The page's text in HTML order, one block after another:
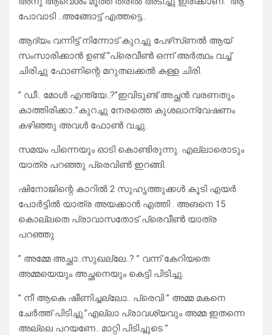
പോവാടി ..അങ്ങോട്ട് എത്തട്ടെ..
ആദ്യം വന്നിട്ട് നിന്നോട് കുറച്ചു പേഴ്‌സ്ണൽ ആയ്
സംസാരിക്കാൻ ഉണ്ട് “പ്രെവീൺ ഒന്ന് അർത്ഥം വച്ച്
ചിരിച്ചു ഫോണിന്റെ മറുതലക്കൽ കള്ള ചിരി.
” ഡീ.. മോൾ എന്ത്യേ..?”ഇവിടുണ്ട് അച്ഛൻ വരണതും
കാത്തിരിക്കാ..”കുറച്ചു നേരത്തെ കുശലാന്വേഷണം
കഴിഞ്ഞു അവൾ ഫോൺ വച്ചു.
സമയം പിന്നെയും ഓടി കൊണ്ടിരുന്നു. എല്ലാരൊടും
യാത്ര പറഞ്ഞു പ്രെവിൺ ഇറങ്ങി.
ഷിനോജിന്റെ കാറിൽ 2 സുഹൃത്തുക്കൾ കൂടി എയർ
പോർട്ടിൽ യാത്ര അയക്കാൻ എത്തി . അങനെ 15
കൊല്ലതെ പ്രാവാസതോട് പ്രെവീൺ യാത്ര
പറഞ്ഞു
” അമ്മേ അച്ഛാ..സുഖല്ലേ..? ” വന്ന് കേറിയതെ
അമ്മയെയും അച്ഛനെയും കെട്ടി പിടിച്ചു.
” നീ ആകെ ഷീണിച്ചല്ലോ.. പ്രെവി ” അമ്മ മകനെ
ചേർത്ത് പിടിച്ചു.”എല്ലാ പ്രാവശ്യവും അമ്മ ഇതന്നെ
അല്ലെ പറയണേ.. മാറ്റി പിടിച്ചുടെ ”